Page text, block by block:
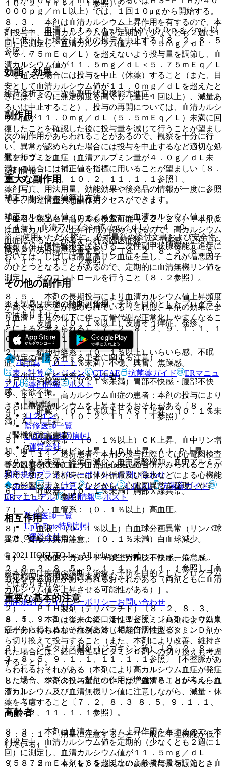
１０．２、１１．１．１参照〕。
８．３． 本剤は血清カルシウム上昇作用を有するので、本
剤投与中、血清カルシウム値を定期的（少なくとも２週に１
回）に測定し、血清カルシウム値が１１．５ｍｇ／ｄＬ
（５．７５ｍＥｑ／Ｌ）を超えないよう投与量を調節し、血
清カルシウム値が１１．５ｍｇ／ｄＬ＜５．７５ｍＥｑ／Ｌ
＞を超えた場合には投与を中止（休薬）すること（また、目
安として血清カルシウム値が１１．０ｍｇ／ｄＬを超えたと
きには、さらに測定頻度を高くし（週に１回以上）、減量あ
るいは中止すること）、投与の再開については、血清カルシ
ウム値が１１．０ｍｇ／ｄＬ（５．５ｍＥｑ／Ｌ）未満に回
復したことを確認した後に投与量を減じて行うことが望まし
い。
低アルブミン血症（血清アルブミン量が４．０ｇ／ｄＬ未
満）の場合には補正値を指標に用いることが望ましい〔８．
２、９．１．１、１０．２、１１．１．１参照〕。
補正カルシウム値算出方法：
補正カルシウム値（ｍｇ／ｄＬ）＝血清カルシウム値（ｍｇ
／ｄＬ）−血清アルブミン値（ｇ／ｄＬ）＋４．０。
８．４． 慢性腎不全における二次性副甲状腺機能亢進症に
おいては、しばしば高度高リン血症を呈し、これが増悪因子
のひとつとなることがあるので、定期的に血清無機リン値を
測定し、そのコントロールを行うこと〔８．２参照〕。
８．５． 本剤の長期投与により血清カルシウム値上昇頻度
が高くなることが認められている（これは、本剤の効果によ
り血清ＰＴＨの低下に伴って骨代謝が正常化しやすくなるこ
とによると考えられる）〔７．２、８．２、９．１．１、１
０．２、１１．１．１参照〕。
（特定の背景を有する患者に関する注意）
（合併症・既往歴等のある患者）
９．１．１． 高カルシウム血症の患者：本剤の投与により
さらに血清カルシウムを上昇させるおそれがある〔８．２、
８．３、８．５、１０．２、１１．１．１参照〕。
（腎機能障害患者）
９．２．１． 透析患者：本剤の投与に際しては心電図検査
等の観察を十分に行うこと（心疾患の合併がみられることが
多く、また、透析時には体外循環及び除水などによる心機能
への影響が大きいことなどから、心電図異常を発現しやす
い）〔１５．１参照〕。
相互作用
１０．２． 併用注意：
１）． アルファカルシドール、カルシトリオール〔８．
２、８．３、８．５、９．１．１、１１．１．１参照〕［高
カルシウム血症があらわれるおそれがある（両剤ともに血清
カルシウム値を上昇させる可能性がある）］。
２）． ＰＴＨ製剤（テリパラチド）〔８．２、８．３、
８．５、９．１．１、１１．１．１参照〕［高カルシウム血
症があらわれるおそれがある（相加作用による）］。
３）． ジギタリス製剤（ジゴキシン等）〔８．２、８．
３、８．５、９．１．１、１１．１．１参照〕［不整脈があ
らわれるおそれがある（本剤により高カルシウム血症が発症
した場合、ジギタリス製剤の作用が増強することが考えられ
る）］。
高齢者
９．８．１． 用量に注意すること（一般に生理機能が低下
している）。
９．８．２． 本剤を６５歳以上の高齢者に投与したとき、
０００ｐｇ／ｍＬ以上）では、１回１０μｇから開始する。
７．２． 血清ｉｎｔａｃｔ−ＰＴＨが１５０ｐｇ／ｍＬ以
下に低下した場合は本剤の投与を中止する〔８．２、８．５
参照〕。
効能・効果
維持透析下の二次性副甲状腺機能亢進症。
副作用
次の副作用があらわれることがあるので、観察を十分に行
い、異常が認められた場合には投与を中止するなど適切な処
置を行うこと。
重大な副作用
１１．１． 重大な副作用
１１．１．１． 高カルシウム血症（２２．２％）：本剤に
は血清カルシウム上昇作用が認められるので、高カルシウム
血症によることが考えられる臨床症状（そう痒感、いらいら
感など）の出現に注意すること〔８．２、８．３、８．５、
９．１．１、１０．２参照〕。
その他の副作用
１１．２． その他の副作用
１）． 皮膚：（０．１％以上）皮膚そう痒症、発疹、
（０．１％未満）脱毛症。
２）． 精神神経系：（０．１％以上）いらいら感、不眠
症、頭痛、（０．１％未満）不穏、興奮、焦躁感。
３）． 消化器：（０．１％未満）胃部不快感・腹部不快
感、食欲不振。
４）． 肝臓：（０．１％以上）ＡＳＴ上昇、（０．１％未
満）ＡＬＴ上昇。
５）． 代謝異常：（０．１％以上）ＣＫ上昇、血中リン増
加、血中ミオグロビン上昇、ＬＤＨ上昇、Ａｌ−Ｐ上昇、
（０．１％未満）総蛋白減少、血中尿酸増加、血中アルミニ
ウム上昇。
６）． 呼吸器：（０．１％未満）胸部Ｘ線異常。
７）． 心・血管系：（０．１％以上）高血圧。
８）． 血液：（０．１％以上）白血球分画異常（リンパ球
異常、好酸球異常等）、（０．１％未満）白血球減少。
９）． その他：（０．１％以上）四肢不快感、倦怠感。
発現頻度は使用成績調査を含む。
重要な基本的注意
８．１． 本剤は従来の経口活性型ビタミンＤ剤により効果
が十分に得られない症例に対して経口活性型ビタミンＤ剤か
ら切り換えて投与すること（また、本剤により改善、維持さ
れた場合には、経口活性型ビタミンＤ剤への切り換えも考慮
すること）。
８．２． 本剤の投与量については、血清ＰＴＨレベル、血
清カルシウム及び血清無機リン値に注意しながら、減量・休
薬を考慮すること〔７．２、８．３−８．５、９．１．１、
１０．２、１１．１．１参照〕。
８．３． 本剤は血清カルシウム上昇作用を有するので、本
剤投与中、血清カルシウム値を定期的（少なくとも２週に１
回）に測定し、血清カルシウム値が１１．５ｍｇ／ｄＬ
（５．７５ｍＥｑ／Ｌ）を超えないよう投与量を調節し、血
薬剤情報
薬剤写真、用法用量、効能効果や後発品の情報が一度に参照
でき、関連情報へ簡単にアクセスができます。
一般名、製品名どちらでも検索可能！
※ ご使用いただく際に、必ず最新の添付文書および安全性
情報も併せてご確認下さい。
※本製品は疾病の診断・治療・予防を目的としたプログラム
ではありません。
ホーム
ノート
表・計算
レジメン CTCAE 抗菌薬ガイド
ERマニュ
アル
薬剤情報 ポスト
新規登録
ログイン
監修医師一覧
UpToDate特別割引
運営会社
© 2021 HOKUTO Inc. All rights reserved.
利用規約プライバシーポリシーお問い合わせ
ホーム
表・計算 レジメン CTCAE
抗菌薬ガイド
ERマニュアル
薬剤情報 ポスト
監修医師一覧
UpToDate特別割引
運営会社
© 2021 HOKUTO Inc. All rights reserved.
※本製品は疾病の診断・治療・予防を目的としたプログラム
ではありません。
利用規約プライバシーポリシーお問い合わせ